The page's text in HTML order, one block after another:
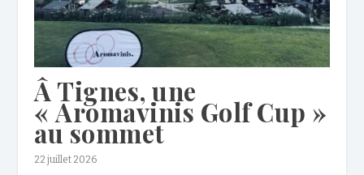
Â Tignes, une
« Aromavinis Golf Cup »
au sommet
22 juillet 2026